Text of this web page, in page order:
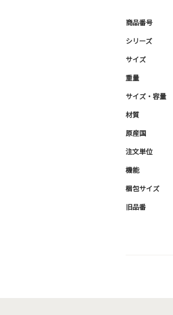
商品番号
シリーズ
サイズ
重量
サイズ・容量
材質
原産国
注文単位
機能
梱包サイズ
旧品番